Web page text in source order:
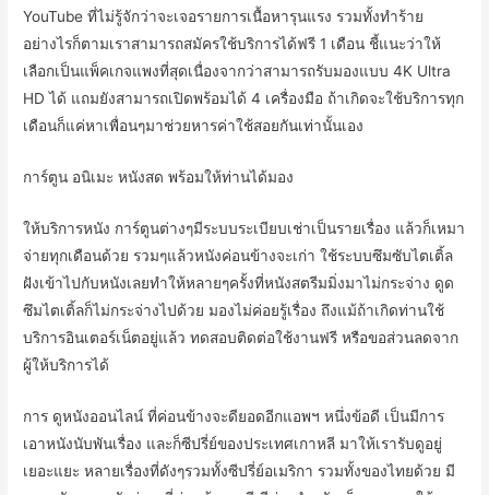
YouTube ที่ไม่รู้จักว่าจะเจอรายการเนื้อหารุนแรง รวมทั้งทำร้าย
อย่างไรก็ตามเราสามารถสมัครใช้บริการได้ฟรี 1 เดือน ชี้แนะว่าให้
เลือกเป็นแพ็คเกจแพงที่สุดเนื่องจากว่าสามารถรับมองแบบ 4K Ultra
HD ได้ แถมยังสามารถเปิดพร้อมได้ 4 เครื่องมือ ถ้าเกิดจะใช้บริการทุก
เดือนก็แค่หาเพื่อนๆมาช่วยหารค่าใช้สอยกันเท่านั้นเอง
การ์ตูน อนิเมะ หนังสด พร้อมให้ท่านได้มอง
ให้บริการหนัง การ์ตูนต่างๆมีระบบระเบียบเช่าเป็นรายเรื่อง แล้วก็เหมา
จ่ายทุกเดือนด้วย รวมๆแล้วหนังค่อนข้างจะเก่า ใช้ระบบซึมซับไตเติ้ล
ฝังเข้าไปกับหนังเลยทำให้หลายๆครั้งที่หนังสตรีมมิ่งมาไม่กระจ่าง ดูด
ซึมไตเติ้ลก็ไม่กระจ่างไปด้วย มองไม่ค่อยรู้เรื่อง ถึงแม้ถ้าเกิดท่านใช้
บริการอินเตอร์เน็ตอยู่แล้ว ทดสอบติดต่อใช้งานฟรี หรือขอส่วนลดจาก
ผู้ให้บริการได้
การ ดูหนังออนไลน์ ที่ค่อนข้างจะดียอดอีกแอพฯ หนึ่งข้อดี เป็นมีการ
เอาหนังนับพันเรื่อง และก็ซีปรี่ย์ของประเทศเกาหลี มาให้เรารับดูอยู่
เยอะแยะ หลายเรื่องที่ดังๆรวมทั้งซีปรี่ย์อเมริกา รวมทั้งของไทยด้วย มี